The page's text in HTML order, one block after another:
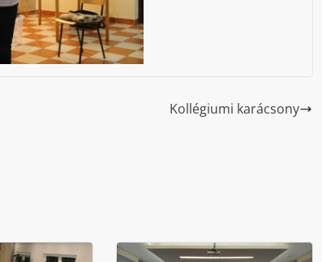
Kollégiumi karácsony